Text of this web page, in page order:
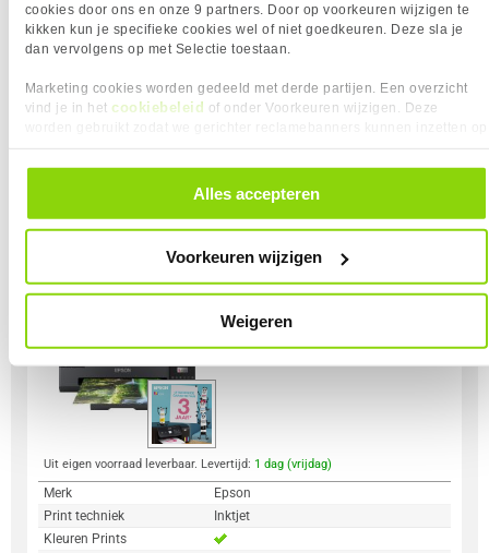
cookies door ons en onze 9 partners. Door op voorkeuren wijzigen te
kikken kun je specifieke cookies wel of niet goedkeuren. Deze sla je
dan vervolgens op met Selectie toestaan.
Marketing cookies worden gedeeld met derde partijen. Een overzicht
vind je in het cookiebeleid of onder Voorkeuren wijzigen. Deze
alle cookies. Je kunt je gegeven toestemming altijd intrekken, dit doe je
door in de footer van onze website te klikken op ‘Cookievoorkeuren’
Alles accepteren
Voorkeuren wijzigen
Weigeren
Scannen
Kleuren Prints
Type Inkt
Inkttank
Printresolutie
5760 x 1440 dpi
Papier formaat
A4, A5, A6, B5, B6, C6
Vergelijk product Meer productinformatie
Epson EcoTank ET-18100 foto printer 1x
569,-
Uit eigen voorraad leverbaar. Levertijd: 1 dag (vrijdag)
Merk
Epson
Print techniek
Inktjet
Kleuren Prints